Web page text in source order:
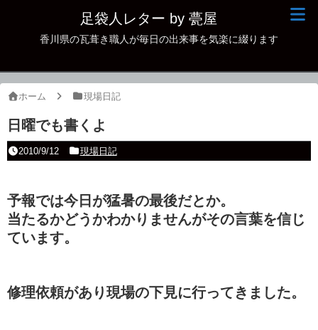
足袋人レター by 甍屋
香川県の瓦葺き職人が毎日の出来事を気楽に綴ります
ホーム 現場日記
日曜でも書くよ
2010/9/12 現場日記
予報では今日が猛暑の最後だとか。
当たるかどうかわかりませんがその言葉を信じ
ています。
修理依頼があり現場の下見に行ってきました。
現場日記
古瓦
本日の一品
その他